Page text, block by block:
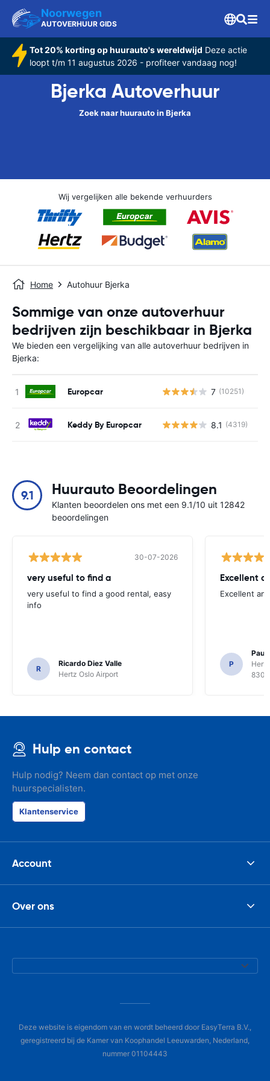
Noorwegen
AUTOVERHUUR GIDS
Tot 20% korting op huurauto's wereldwijd Deze actie
loopt t/m 11 augustus 2026 - profiteer vandaag nog!
Bjerka Autoverhuur
Zoek naar huurauto in Bjerka
Wij vergelijken alle bekende verhuurders
Home Autohuur Bjerka
Sommige van onze autoverhuur
bedrijven zijn beschikbaar in Bjerka
We bieden een vergelijking van alle autoverhuur bedrijven in
Bjerka:
Europcar 7 (10251)
Keddy By Europcar 8.1 (4319)
9.1 Huurauto Beoordelingen
Klanten beoordelen ons met een 9.1/10 uit 12842
beoordelingen
30-07-2026
very useful to find a
very useful to find a good rental, easy
info
R
Ricardo Diez Valle
Hertz Oslo Airport
Excellent
Excellent
P
Paul
8300
Hulp en contact
Hulp nodig? Neem dan contact op met onze
huurspecialisten.
Klantenservice
Account
Over ons
Deze website is eigendom van en wordt beheerd door EasyTerra B.V.,
geregistreerd bij de Kamer van Koophandel Leeuwarden, Nederland,
nummer 01104443